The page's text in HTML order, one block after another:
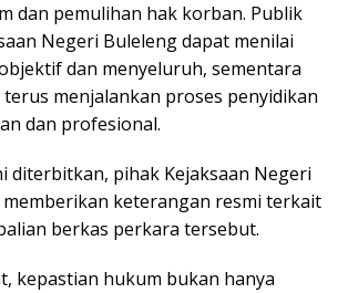
dan pemulihan hak korban. Publik
Negeri Buleleng dapat menilai
dan menyeluruh, sementara
menjalankan proses penyidikan
dan profesional.
diterbitkan, pihak Kejaksaan Negeri
keterangan resmi terkait
berkas perkara tersebut.
kepastian hukum bukan hanya